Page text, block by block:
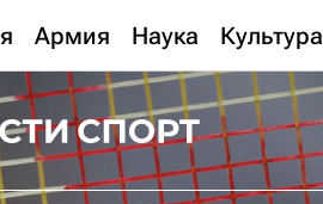
Армия Наука Культура